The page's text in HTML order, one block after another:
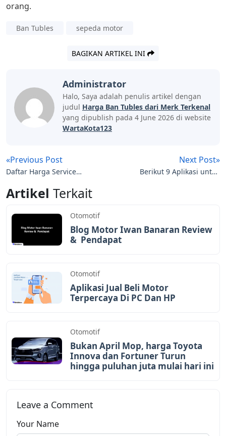
orang.
Ban Tubles sepeda motor
BAGIKAN ARTIKEL INI
Administrator
Halo, Saya adalah penulis artikel dengan
judul Harga Ban Tubles dari Merk Terkenal
yang dipublish pada 4 June 2026 di website
WartaKota123
«Previous Post
Daftar Harga Service
Next Post»
Berikut 9 Aplikasi untuk
Artikel Terkait
Otomotif
Blog Motor Iwan Banaran Review
& Pendapat
Otomotif
Aplikasi Jual Beli Motor
Terpercaya Di PC Dan HP
Otomotif
Bukan April Mop, harga Toyota
Innova dan Fortuner Turun
hingga puluhan juta mulai hari ini
Leave a Comment
Your Name